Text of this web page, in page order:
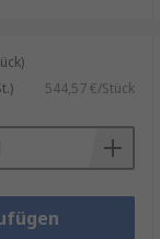
544,57 €/Stück